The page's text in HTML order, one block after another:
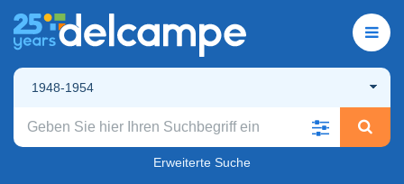
1948-1954
Erweiterte Suche